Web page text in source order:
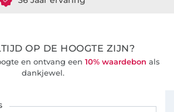
OP DE HOOGTE ZIJN?
en ontvang een 10% waardebon als
dankjewel.